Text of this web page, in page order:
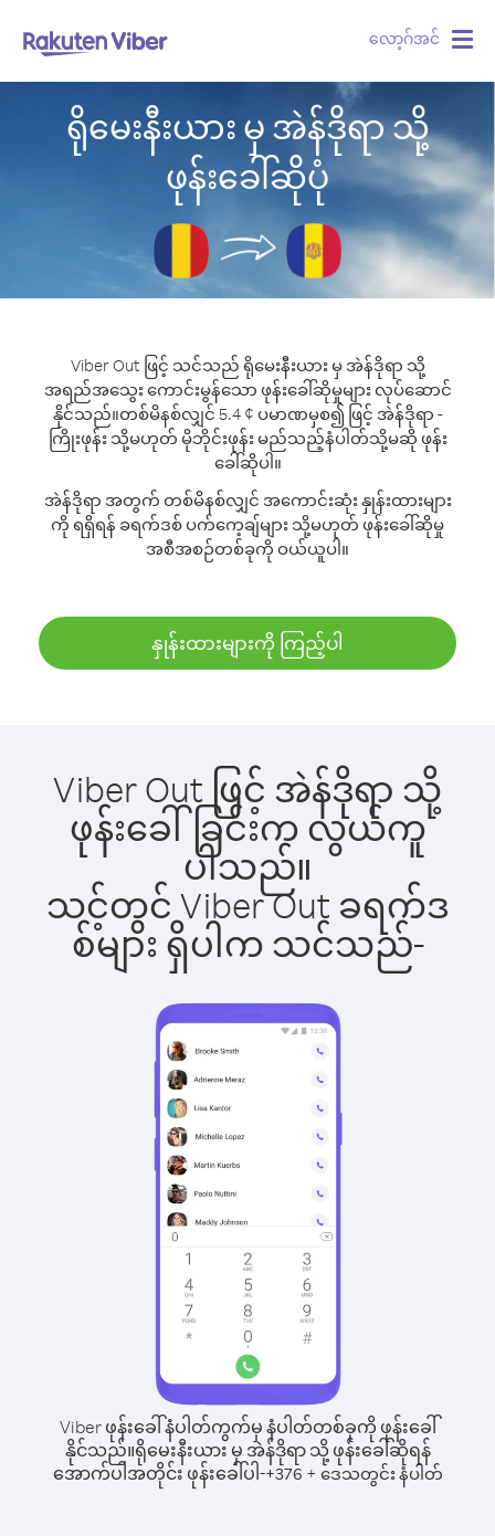
လော့ဂ်အင်
ရိုမေးနီးယား မှ အဲန်ဒိုရာ သို့
ဖုန်းခေါ်ဆိုပုံ
Viber Out ဖြင့် သင်သည် ရိုမေးနီးယား မှ အဲန်ဒိုရာ သို့
အရည်အသွေး ကောင်းမွန်သော ဖုန်းခေါ်ဆိုမှုများ လုပ်ဆောင်
နိုင်သည်။တစ်မိနစ်လျှင် 5.4 ¢ ပမာဏမှစ၍ ဖြင့် အဲန်ဒိုရာ -
ကြိုးဖုန်း သို့မဟုတ် မိုဘိုင်းဖုန်း မည်သည့်နံပါတ်သို့မဆို ဖုန်း
ခေါ်ဆိုပါ။
အဲန်ဒိုရာ အတွက် တစ်မိနစ်လျှင် အကောင်းဆုံး နှုန်းထားများ
ကို ရရှိရန် ခရက်ဒစ် ပက်ကေ့ချ်များ သို့မဟုတ် ဖုန်းခေါ်ဆိုမှု
အစီအစဉ်တစ်ခုကို ဝယ်ယူပါ။
နှုန်းထားများကို ကြည့်ပါ
Viber Out ဖြင့် အဲန်ဒိုရာ သို့
ဖုန်းခေါ်ခြင်းက လွယ်ကူ
ပါသည်။
သင့်တွင် Viber Out ခရက်ဒ
စ်များ ရှိပါက သင်သည်-
Viber ဖုန်းခေါ်နံပါတ်ကွက်မှ နံပါတ်တစ်ခုကို ဖုန်းခေါ်
နိုင်သည်။ရိုမေးနီးယား မှ အဲန်ဒိုရာ သို့ ဖုန်းခေါ်ဆိုရန်
အောက်ပါအတိုင်း ဖုန်းခေါ်ပါ-+376 + ဒေသတွင်း နံပါတ်